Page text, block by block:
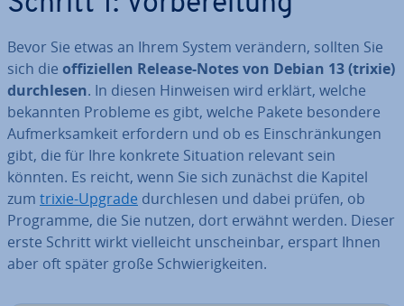
Bevor Sie etwas an Ihrem System verändern, sollten Sie
sich die of­fi­zi­el­len Release-Notes von Debian 13 (trixie)
durch­le­sen. In diesen Hinweisen wird erklärt, welche
bekannten Probleme es gibt, welche Pakete besondere
Auf­merk­sam­keit erfordern und ob es Ein­schrän­kun­gen
gibt, die für Ihre konkrete Situation relevant sein
könnten. Es reicht, wenn Sie sich zunächst die Kapitel
zum trixie-Upgrade durch­le­sen und dabei prüfen, ob
Programme, die Sie nutzen, dort erwähnt werden. Dieser
erste Schritt wirkt viel­leicht un­schein­bar, erspart Ihnen
aber oft später große Schwie­rig­kei­ten.